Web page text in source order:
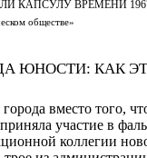
КАПСУЛУ ВРЕМЕНИ
обществе»
ЮНОСТИ: КАК
вместо того,
участие в
коллегии